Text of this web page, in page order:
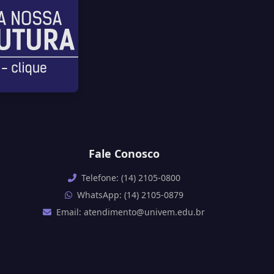
Fale Conosco
Telefone: (14) 2105-0800
WhatsApp: (14) 2105-0879
Email: atendimento@univem.edu.br